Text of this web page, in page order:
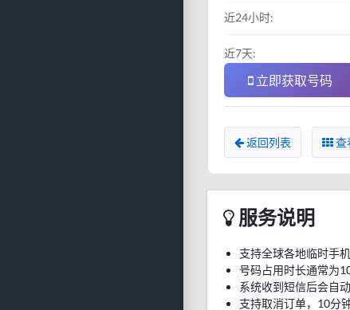
近24小时:
近7天:
立即获取号码
返回列表 查
服务说明
支持全球各地临时手
号码占用时长通常为
系统收到短信后会自
支持取消订单，10分